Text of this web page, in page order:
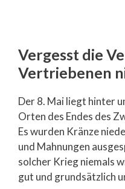
Vergesst die
Vertriebenen
Der 8. Mai liegt hinter
Orten des Endes des
Es wurden Kränze
und Mahnungen
solcher Krieg niemals
gut und grundsätzlich